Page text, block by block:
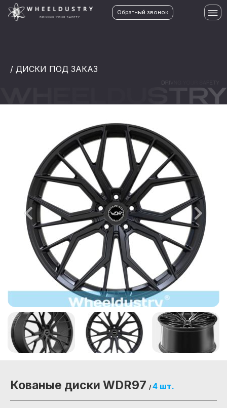
Обратный звонок
/ ДИСКИ ПОД ЗАКАЗ
Кованые диски WDR97 / 4 шт.